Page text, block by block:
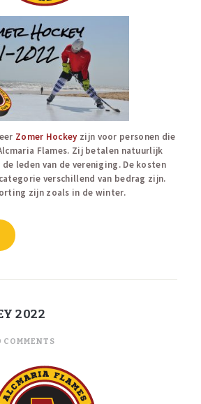
Zomer Hockeyzijn voor personen die
Flames. Zij betalen natuurlijk
leden van de vereniging. De kosten
verschillend van bedrag zijn.
zijn zoals in de winter.
2022
COMMENTS